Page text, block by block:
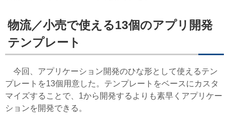
物流／小売で使える13個のアプリ開発
テンプレート
今回、アプリケーション開発のひな形として使えるテン
プレートを13個用意した。テンプレートをベースにカスタ
マイズすることで、1から開発するよりも素早くアプリケー
ションを開発できる。